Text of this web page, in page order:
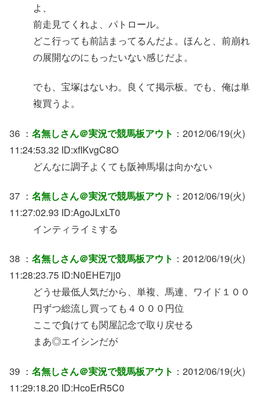
よ、
前走見てくれよ、パトロール。
どこ行っても前詰まってるんだよ。ほんと、前崩れ
の展開なのにもったいない感じだよ。
でも、宝塚はないわ。良くて掲示板。でも、俺は単
複買うよ。
36 ： 名無しさん＠実況で競馬板アウト ：2012/06/19(火)
11:24:53.32 ID:xfIKvgC8O
どんなに調子よくても阪神馬場は向かない
37 ： 名無しさん＠実況で競馬板アウト ：2012/06/19(火)
11:27:02.93 ID:AgoJLxLT0
インティライミする
38 ： 名無しさん＠実況で競馬板アウト ：2012/06/19(火)
11:28:23.75 ID:N0EHE7jj0
どうせ最低人気だから、単複、馬連、ワイド１００
円ずつ総流し買っても４０００円位
ここで負けても関屋記念で取り戻せる
まあ◎エイシンだが
39 ： 名無しさん＠実況で競馬板アウト ：2012/06/19(火)
11:29:18.20 ID:HcoErR5C0